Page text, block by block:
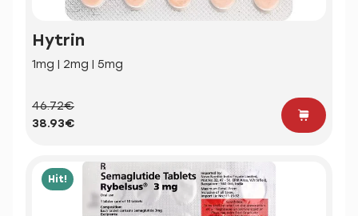
Hytrin
1mg | 2mg | 5mg
46.72€
38.93€
Hit!